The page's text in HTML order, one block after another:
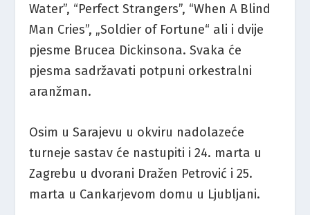
Water”, “Perfect Strangers”, “When A Blind
Man Cries”, „Soldier of Fortune“ ali i dvije
pjesme Brucea Dickinsona. Svaka će
pjesma sadržavati potpuni orkestralni
aranžman.
Osim u Sarajevu u okviru nadolazeće
turneje sastav će nastupiti i 24. marta u
Zagrebu u dvorani Dražen Petrović i 25.
marta u Cankarjevom domu u Ljubljani.